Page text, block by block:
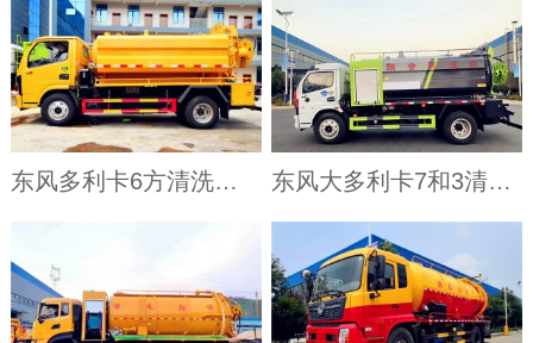
东风多利卡6方清洗吸污车 东风大多利卡7和3清洗吸污车